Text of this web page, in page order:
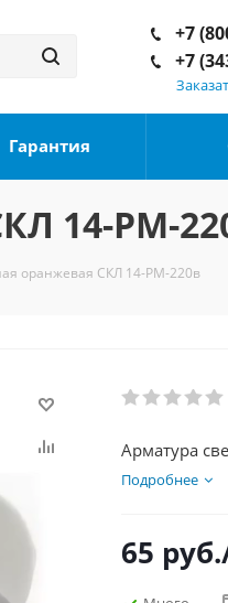
+7
+7
Гарантия
14-РМ-
оранжевая СКЛ 14-РМ-220в
Арматура
Подробнее
65 руб.